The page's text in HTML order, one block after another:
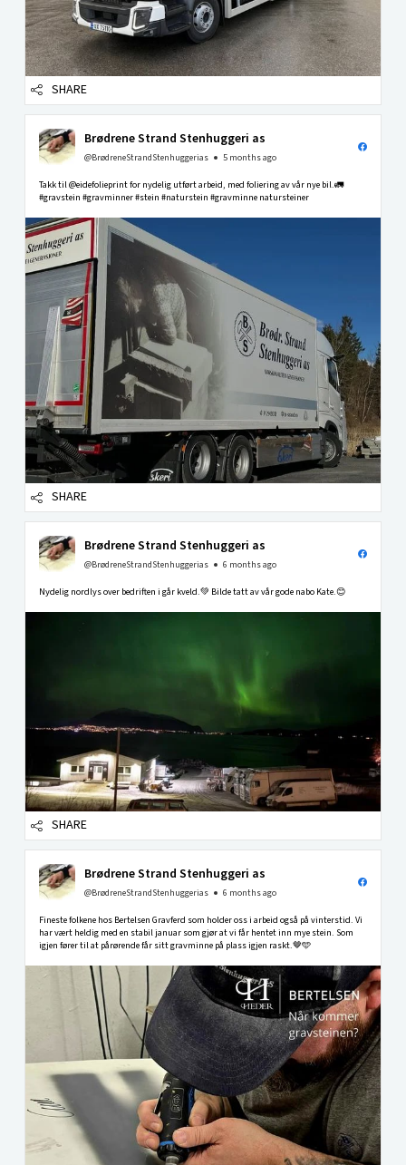
SHARE
Brødrene Strand Stenhuggeri as
@BrødreneStrandStenhuggerias 5 months ago
Takk til @eidefolieprint for nydelig utført arbeid, med foliering av vår nye bil.🚛
#gravstein #gravminner #stein #naturstein #gravminne natursteiner
SHARE
Brødrene Strand Stenhuggeri as
@BrødreneStrandStenhuggerias 6 months ago
Nydelig nordlys over bedriften i går kveld.💚 Bilde tatt av vår gode nabo Kate.😊
SHARE
Brødrene Strand Stenhuggeri as
@BrødreneStrandStenhuggerias 6 months ago
Fineste folkene hos Bertelsen Gravferd som holder oss i arbeid også på vinterstid. Vi
har vært heldig med en stabil januar som gjør at vi får hentet inn mye stein. Som
igjen fører til at pårørende får sitt gravminne på plass igjen raskt.🤎🩵